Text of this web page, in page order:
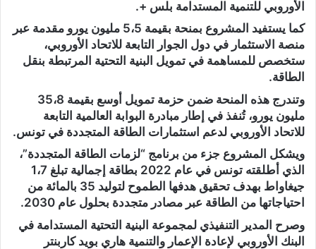
الأوروبي للتنمية المستدامة بلس +.
كما يستفيد المشروع بمنحة بقيمة 5،5 مليون يورو مقدمة عبر
منصة الاستثمار في دول الجوار التابعة للاتحاد الأوروبي،
ستخصص للمساهمة في تمويل البنية التحتية المرتبطة بنقل
الطاقة.
وتندرج هذه المنحة ضمن حزمة تمويل أوسع بقيمة 35،8
مليون يورو، تُنفذ في إطار مبادرة البوابة العالمية التابعة
للاتحاد الأوروبي لدعم استثمارات الطاقة المتجددة في تونس.
ويشكل المشروع جزء من برنامج “لزمات الطاقة المتجددة”،
الذي أطلقته تونس في عام 2022 بطاقة إجمالية تبلغ 1،7
جيغاواط بهدف تحقيق هدفها الطموح لتوليد 35 بالمائة من
احتياجاتها من الطاقة عبر مصادر متجددة بحلول عام 2030.
وصرح المدير التنفيذي لمجموعة البنية التحتية المستدامة في
البنك الأوروبي لإعادة الإعمار والتنمية هاري بويد كاربنتر